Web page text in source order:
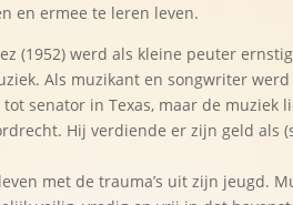
en ermee te leren leven.
(1952) werd als kleine peuter
Als muzikant en songwriter
senator in Texas, maar de muziek
Hij verdiende er zijn geld als
met de trauma’s uit zijn jeugd.